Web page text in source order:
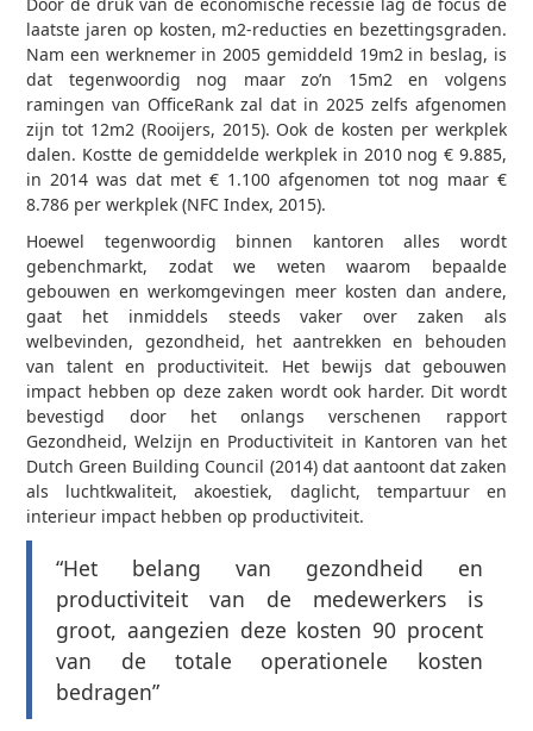
laatste jaren op kosten, m2-reducties en bezettingsgraden.
Nam een werknemer in 2005 gemiddeld 19m2 in beslag, is
dat tegenwoordig nog maar zo’n 15m2 en volgens
ramingen van OfficeRank zal dat in 2025 zelfs afgenomen
zijn tot 12m2 (Rooijers, 2015). Ook de kosten per werkplek
dalen. Kostte de gemiddelde werkplek in 2010 nog € 9.885,
in 2014 was dat met € 1.100 afgenomen tot nog maar €
8.786 per werkplek (NFC Index, 2015).
Hoewel tegenwoordig binnen kantoren alles wordt
gebenchmarkt, zodat we weten waarom bepaalde
gebouwen en werkomgevingen meer kosten dan andere,
gaat het inmiddels steeds vaker over zaken als
welbevinden, gezondheid, het aantrekken en behouden
van talent en productiviteit. Het bewijs dat gebouwen
impact hebben op deze zaken wordt ook harder. Dit wordt
bevestigd door het onlangs verschenen rapport
Gezondheid, Welzijn en Productiviteit in Kantoren van het
Dutch Green Building Council (2014) dat aantoont dat zaken
als luchtkwaliteit, akoestiek, daglicht, tempartuur en
interieur impact hebben op productiviteit.
“Het belang van gezondheid en
productiviteit van de medewerkers is
groot, aangezien deze kosten 90 procent
van de totale operationele kosten
bedragen”